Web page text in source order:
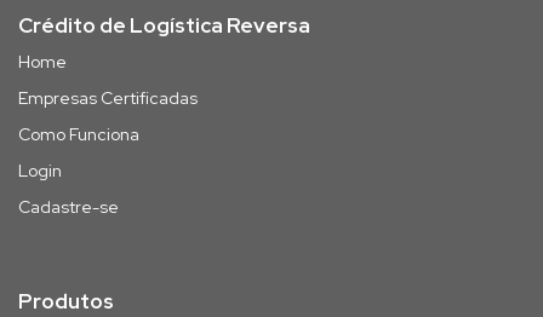
Produtos
Crédito de Logística Reversa
Home
Empresas Certificadas
Como Funciona
Login
Cadastre-se